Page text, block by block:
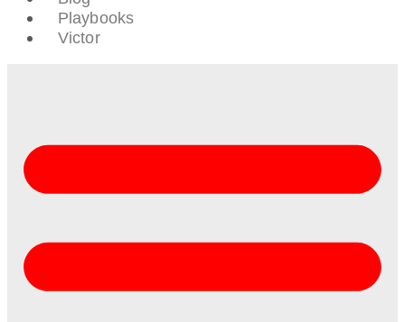
Playbooks
Victor